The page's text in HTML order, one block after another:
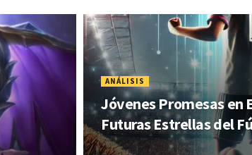
ANÁLISIS
Jóvenes Promesas en
Futuras Estrellas del